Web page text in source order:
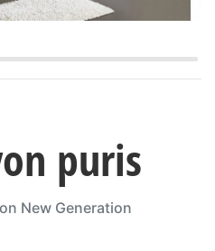
puris
New Generation